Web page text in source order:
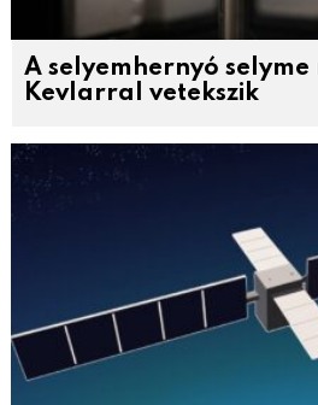
A selyemhernyó
Kevlarral vetekszik